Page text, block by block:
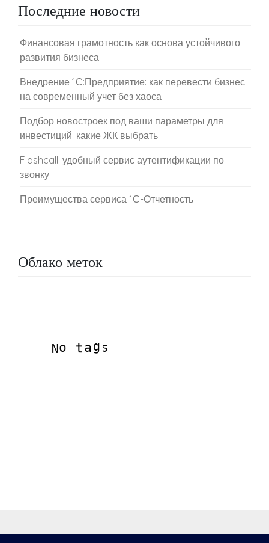
Последние новости
Финансовая грамотность как основа устойчивого
развития бизнеса
Внедрение 1С:Предприятие: как перевести бизнес
на современный учет без хаоса
Подбор новостроек под ваши параметры для
инвестиций: какие ЖК выбрать
Flashcall: удобный сервис аутентификации по
звонку
Преимущества сервиса 1С-Отчетность
Облако меток